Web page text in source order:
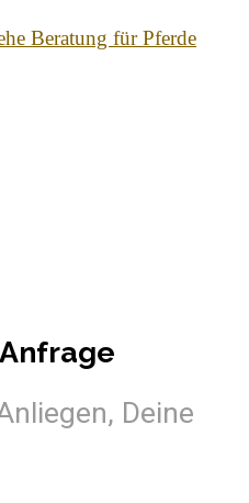
Beratung für Pferde
Deine